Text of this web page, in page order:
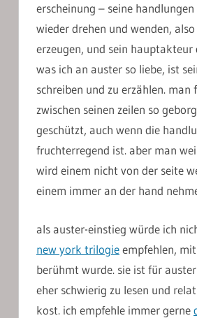
erscheinung – seine
wieder drehen und wenden,
erzeugen, und sein hauptakteur
was ich an auster so liebe, ist
schreiben und zu erzählen. man
zwischen seinen zeilen so
geschützt, auch wenn die
fruchterregend ist. aber man
wird einem nicht von der seite
einem immer an der hand
als auster-einstieg würde ich
new york trilogieempfehlen,
berühmt wurde. sie ist für
eher schwierig zu lesen und
kost. ich empfehle immer gerne